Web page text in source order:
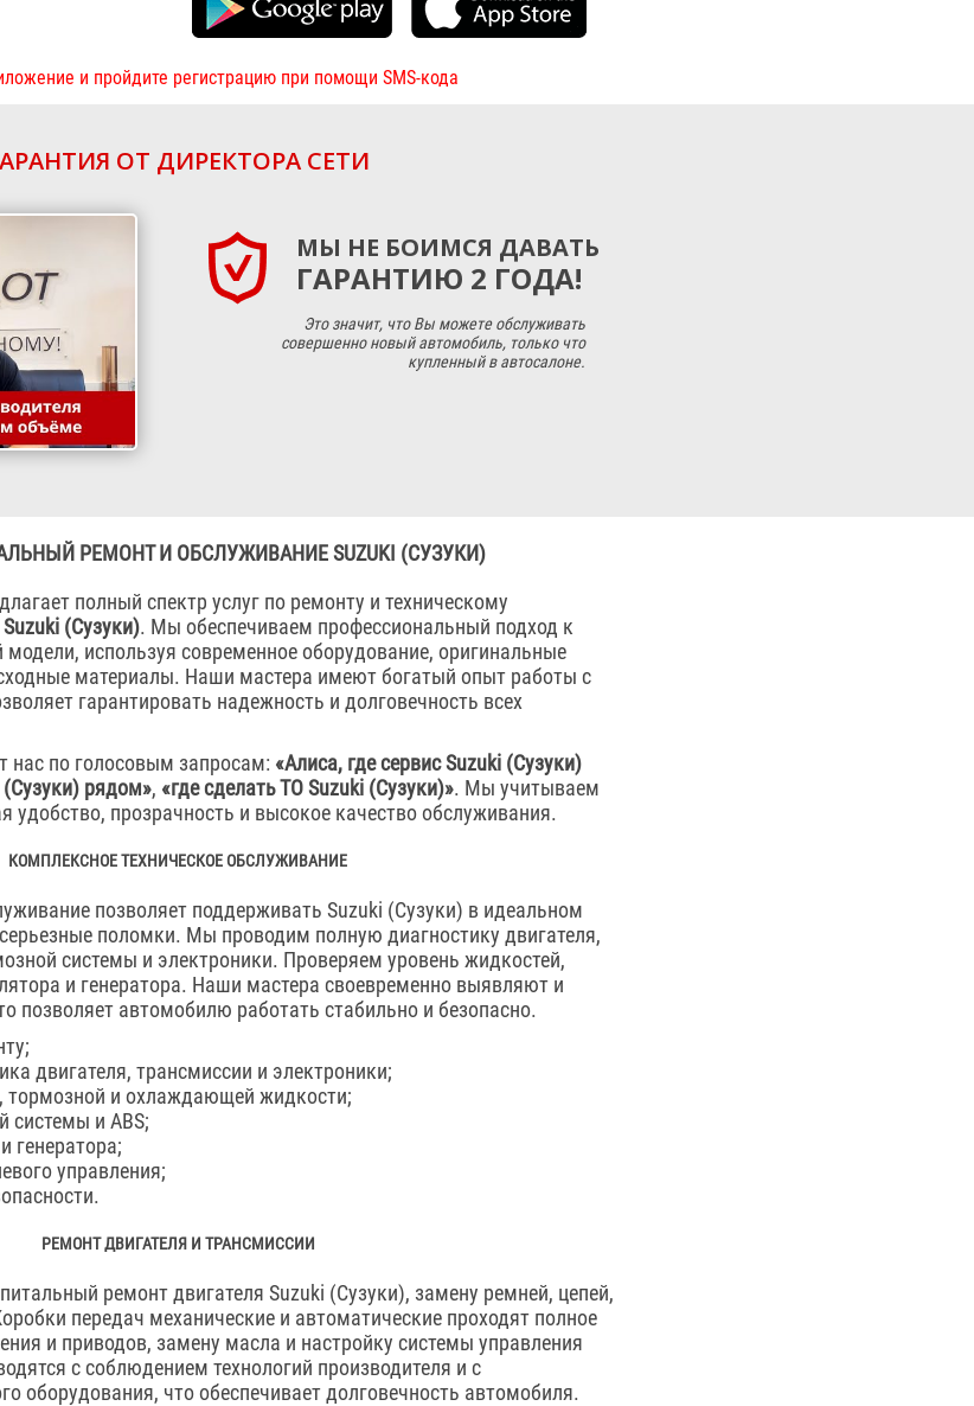
и пройдите регистрацию при помощи SMS-кода
ОТ ДИРЕКТОРА СЕТИ
МЫ НЕ БОИМСЯ ДАВАТЬ
ГАРАНТИЮ 2 ГОДА!
Это значит, что Вы можете обслуживать
совершенно новый автомобиль, только что
купленный в автосалоне.
РЕМОНТ И ОБСЛУЖИВАНИЕ SUZUKI (СУЗУКИ)
полный спектр услуг по ремонту и техническому
Suzuki (Сузуки). Мы обеспечиваем профессиональный подход к
используя современное оборудование, оригинальные
материалы. Наши мастера имеют богатый опыт работы с
гарантировать надежность и долговечность всех
нас по голосовым запросам: «Алиса, где сервис Suzuki (Сузуки)
рядом», «где сделать ТО Suzuki (Сузуки)». Мы учитываем
удобство, прозрачность и высокое качество обслуживания.
КОМПЛЕКСНОЕ ТЕХНИЧЕСКОЕ ОБСЛУЖИВАНИЕ
позволяет поддерживать Suzuki (Сузуки) в идеальном
поломки. Мы проводим полную диагностику двигателя,
системы и электроники. Проверяем уровень жидкостей,
и генератора. Наши мастера своевременно выявляют и
позволяет автомобилю работать стабильно и безопасно.
двигателя, трансмиссии и электроники;
тормозной и охлаждающей жидкости;
системы и ABS;
генератора;
управления;
РЕМОНТ ДВИГАТЕЛЯ И ТРАНСМИССИИ
ремонт двигателя Suzuki (Сузуки), замену ремней, цепей,
передач механические и автоматические проходят полное
и приводов, замену масла и настройку системы управления
с соблюдением технологий производителя и с
оборудования, что обеспечивает долговечность автомобиля.